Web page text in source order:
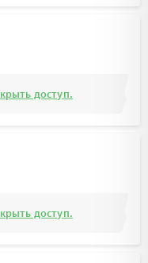
доступ.
доступ.